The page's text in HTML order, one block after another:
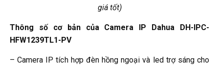
giá tốt)
Thông số cơ bản của Camera IP Dahua DH-IPC-
HFW1239TL1-PV
– Camera IP tích hợp đèn hồng ngoại và led trợ sáng cho